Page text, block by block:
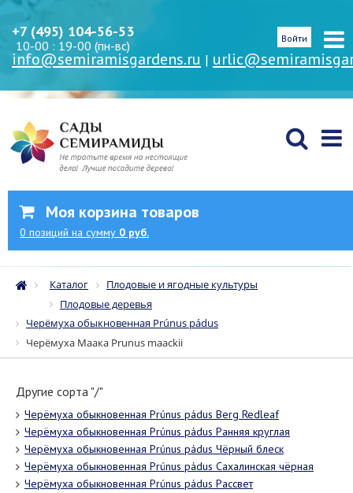
+7 (495) 104-56-53
10-00 : 19-00 (пн-вс)
info@semiramisgardens.ru |
Войти
Моя корзина товаров
0 позиций на сумму 0 руб.
Каталог
Плодовые и ягодные культуры
Плодовые деревья
Черёмуха обыкновенная Prúnus pádus
Черёмуха Маака Prunus maackii
Другие сорта "/"
Черёмуха обыкновенная Prúnus pádus Berg Redleaf
Черёмуха обыкновенная Prúnus pádus Ранняя круглая
Черёмуха обыкновенная Prúnus pádus Чёрный блеск
Черёмуха обыкновенная Prúnus pádus Сахалинская чёрная
Черёмуха обыкновенная Prúnus pádus Рассвет